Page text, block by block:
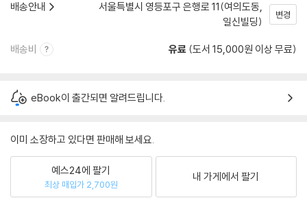
배송안내
서울특별시 영등포구 은행로 11(여의도동,
일신빌딩)
변경
배송비 유료 (도서 15,000원 이상 무료)
eBook이 출간되면 알려드립니다.
이미 소장하고 있다면 판매해 보세요.
예스24에 팔기
최상 매입가 2,700원
내 가게에서 팔기